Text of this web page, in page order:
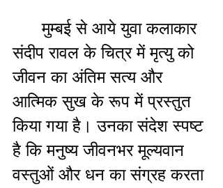
      मुम्बई से आये युवा कलाकार
संदीप रावल के चित्र में मृत्यु को
जीवन का अंतिम सत्य और
आत्मिक सुख के रूप में प्रस्तुत
किया गया है। उनका संदेश स्पष्ट
है कि मनुष्य जीवनभर मूल्यवान
वस्तुओं और धन का संग्रह करता